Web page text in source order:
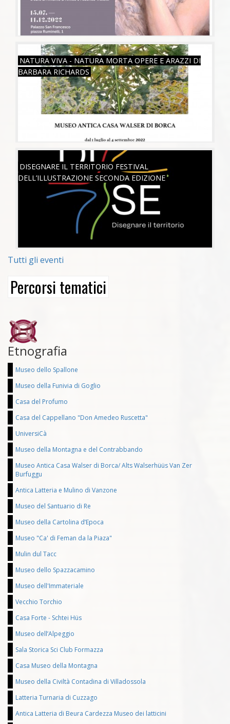
NATURA VIVA - NATURA MORTA OPERE E ARAZZI DI
BARBARA RICHARDS
VEN, 01/07/2022
DISEGNARE IL TERRITORIO FESTIVAL
DELL’ILLUSTRAZIONE SECONDA EDIZIONE
Tutti gli eventi
Percorsi tematici
Etnografia
Museo dello Spallone
Museo della Funivia di Goglio
Casa del Profumo
Casa del Cappellano "Don Amedeo Ruscetta"
UniversiCà
Museo della Montagna e del Contrabbando
Museo Antica Casa Walser di Borca/ Alts Walserhüüs Van Zer
Burfuggu
Antica Latteria e Mulino di Vanzone
Museo del Santuario di Re
Museo della Cartolina d’Epoca
Museo "Ca' di Feman da la Piaza"
Mulin dul Tacc
Museo dello Spazzacamino
Museo dell'Immateriale
Vecchio Torchio
Casa Forte - Schtei Hüs
Museo dell’Alpeggio
Sala Storica Sci Club Formazza
Casa Museo della Montagna
Museo della Civiltà Contadina di Villadossola
Latteria Turnaria di Cuzzago
Antica Latteria di Beura Cardezza Museo dei latticini